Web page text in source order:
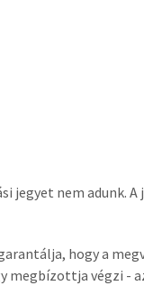
jegyet nem adunk. A
hogy a
megbízottja végzi -